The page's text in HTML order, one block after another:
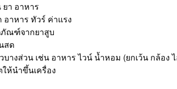
า อาหาร
อาหาร ทัวร์ ค่าแรง
ภัณฑ์จากยาสูบ
สด
างส่วน เช่น อาหาร ไวน์ น้ำหอม (ยกเว้น กล้อง
ห้นำขึ้นเครื่อง